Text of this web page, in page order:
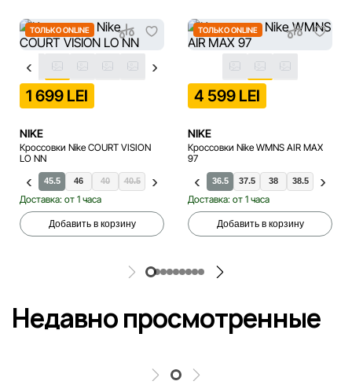
ТОЛЬКО ONLINE
1 699 LEI
NIKE
Кроссовки Nike COURT VISION
LO NN
45 45.5 46 40 40.5 41 42.5 43 44 47.5
Доставка: от 1 часа
Добавить в корзину
ТОЛЬКО ONLINE
4 599 LEI
NIKE
Кроссовки Nike WMNS AIR MAX
97
36.5 37.5 38 38.5 39
Доставка: от 1 часа
Добавить в корзину
35.5 36
Недавно просмотренные